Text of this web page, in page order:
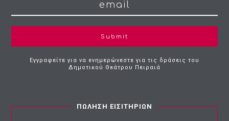
Submit
Εγγραφείτε για να ενημερώνεστε για τις δράσεις του
Δημοτικού Θεάτρου Πειραιά
ΠΩΛΗΣΗ ΕΙΣΙΤΗΡΙΩΝ